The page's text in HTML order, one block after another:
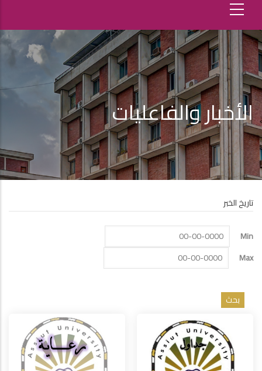
الأخبار والفاعليات
تاريخ الخبر
Min
Max